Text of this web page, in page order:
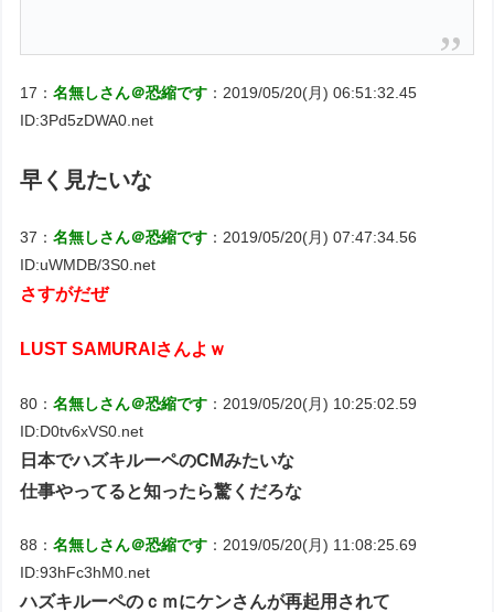
17：名無しさん＠恐縮です ：2019/05/20(月) 06:51:32.45
ID:3Pd5zDWA0.net
早く見たいな
37：名無しさん＠恐縮です ：2019/05/20(月) 07:47:34.56
ID:uWMDB/3S0.net
さすがだぜ
LUST SAMURAIさんよｗ
80：名無しさん＠恐縮です ：2019/05/20(月) 10:25:02.59
ID:D0tv6xVS0.net
日本でハズキルーペのCMみたいな
仕事やってると知ったら驚くだろな
88：名無しさん＠恐縮です ：2019/05/20(月) 11:08:25.69
ID:93hFc3hM0.net
ハズキルーペのｃｍにケンさんが再起用されて